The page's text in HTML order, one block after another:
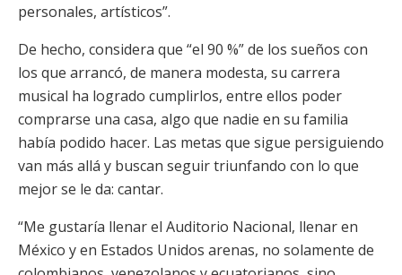
personales, artísticos”.
De hecho, considera que “el 90 %” de los sueños con
los que arrancó, de manera modesta, su carrera
musical ha logrado cumplirlos, entre ellos poder
comprarse una casa, algo que nadie en su familia
había podido hacer. Las metas que sigue persiguiendo
van más allá y buscan seguir triunfando con lo que
mejor se le da: cantar.
“Me gustaría llenar el Auditorio Nacional, llenar en
México y en Estados Unidos arenas, no solamente de